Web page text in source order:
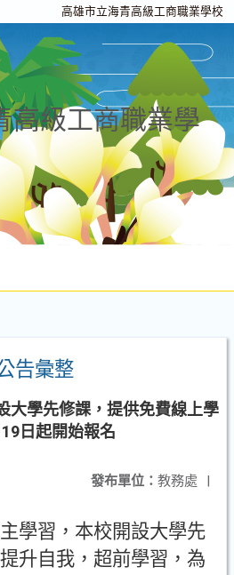
高雄市立海青高級工商職業學校
高級工商職業學
告彙整
大學先修課，提供免費線上學
日起開始報名
發布單位： 教務處 |
學習 ， 本校開設大學先
升自我 ， 超前學習 ， 為